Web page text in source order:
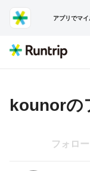
アプリでマ
kounorの
フォロー